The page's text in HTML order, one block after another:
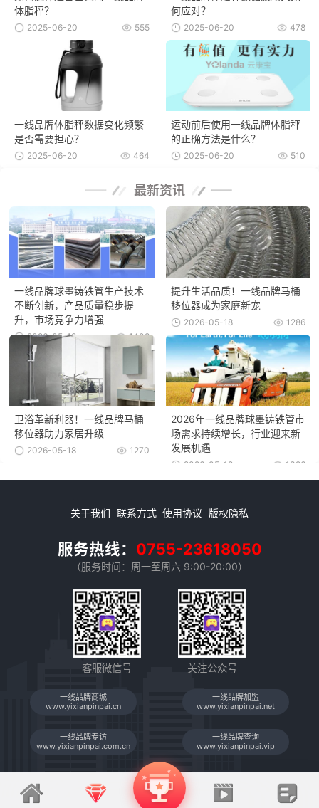
体脂秤？
555
2025-06-20
何应对？
478
2025-06-20
一线品牌体脂秤数据变化频繁
是否需要担心？
464
2025-06-20
运动前后使用一线品牌体脂秤
的正确方法是什么？
510
2025-06-20
最新资讯
一线品牌球墨铸铁管生产技术
不断创新，产品质量稳步提
升，市场竞争力增强
1408
2026-05-18
提升生活品质！一线品牌马桶
移位器成为家庭新宠
1286
2026-05-18
卫浴革新利器！一线品牌马桶
移位器助力家居升级
1270
2026-05-18
2026年一线品牌球墨铸铁管市
场需求持续增长，行业迎来新
发展机遇
1326
2026-05-18
关于我们 联系方式 使用协议 版权隐私
服务热线： 0755-23618050
（服务时间：周一至周六 9:00-20:00）
客服微信号 关注公众号
一线品牌商城
www.yixianpinpai.cn
一线品牌加盟
www.yixianpinpai.net
一线品牌专访
www.yixianpinpai.com.cn
一线品牌查询
www.yixianpinpai.vip